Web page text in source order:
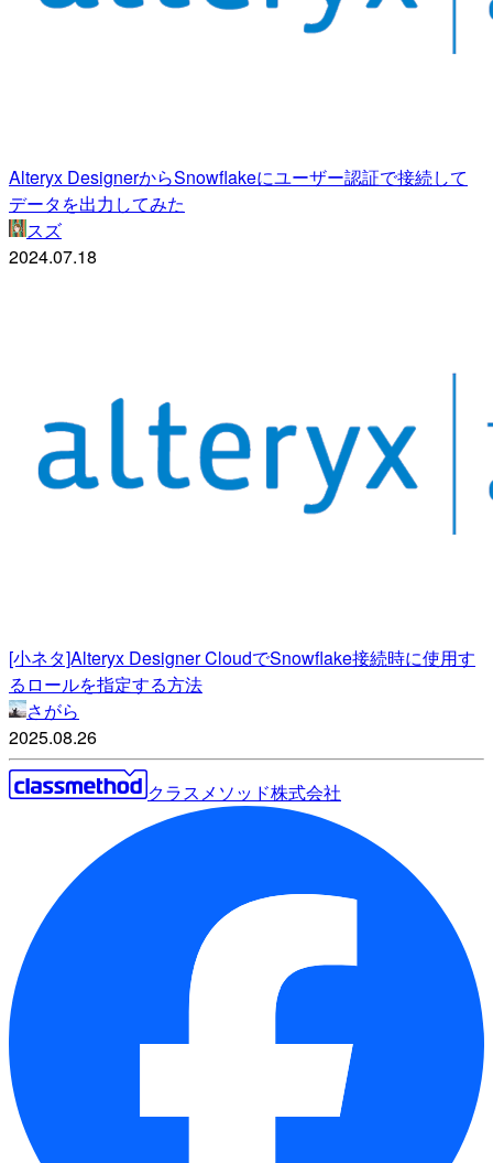
Alteryx DesignerからSnowflakeにユーザー認証で接続して
データを出力してみた
スズ
2024.07.18
[小ネタ]Alteryx Designer CloudでSnowflake接続時に使用す
るロールを指定する方法
さがら
2025.08.26
クラスメソッド株式会社